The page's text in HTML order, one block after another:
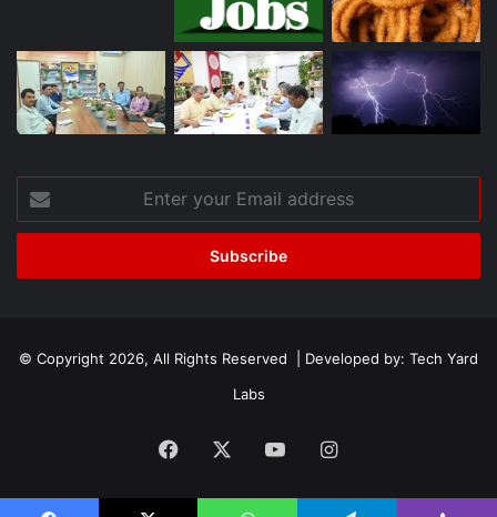
your
Email
© Copyright 2026, All Rights Reserved | Developed by: Tech Yard
Labs
Facebook YouTubeInstagram